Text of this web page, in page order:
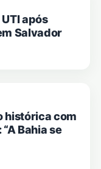
após
Salvador
histórica com
Bahia se